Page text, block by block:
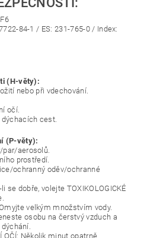
84-1 / ES: 231-765-0 / Index:
(H-věty):
nebo při vdechování.
očí.
dýchacích cest.
(P-věty):
par/aerosolů.
prostředí.
ochranný oděv/ochranné
se dobře, volejte TOXIKOLOGICKÉ
velkým množstvím vody.
osobu na čerstvý vzduch a
OČÍ: Několik minut opatrně